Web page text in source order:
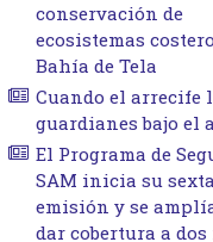
conservación de
ecosistemas
Bahía de Tela
Cuando el arrecife
guardianes bajo el
El Programa de
SAM inicia su sexta
emisión y se
dar cobertura a dos